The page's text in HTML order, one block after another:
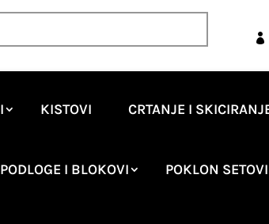

KISTOVI CRTANJE I
I BLOKOVI POKLON SETOVI